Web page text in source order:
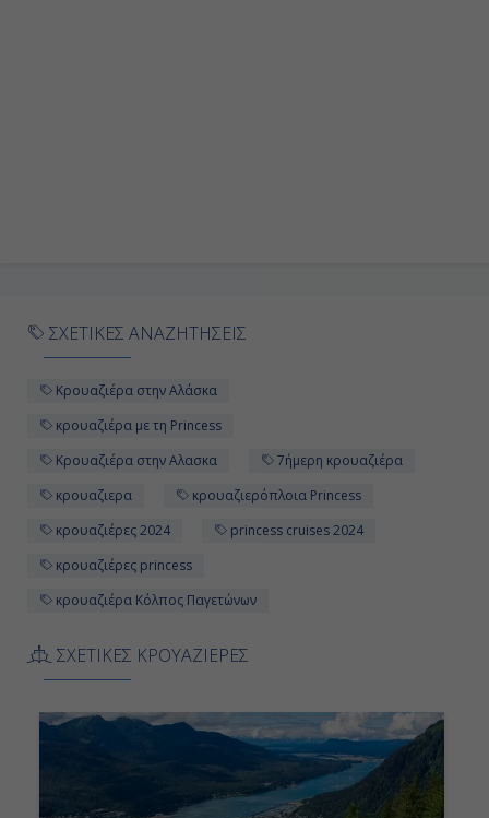
ΣΧΕΤΙΚΕΣ ΑΝΑΖΗΤΗΣΕΙΣ
Κρουαζιέρα στην Αλάσκα
κρουαζιέρα με τη Princess
Κρουαζιέρα στην Αλασκα
7ήμερη κρουαζιέρα
κρουαζιερα
κρουαζιερόπλοια Princess
κρουαζιέρες 2024
princess cruises 2024
κρουαζιέρες princess
κρουαζιέρα Κόλπος Παγετώνων
ΣΧΕΤΙΚΕΣ ΚΡΟΥΑΖΙΕΡΕΣ